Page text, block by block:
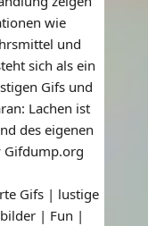
wie
und
sich als ein
Gifs und
Lachen ist
des eigenen
Gifdump.org
Gifs | lustige
| Fun |